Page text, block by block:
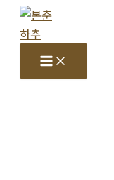
Main
Menu